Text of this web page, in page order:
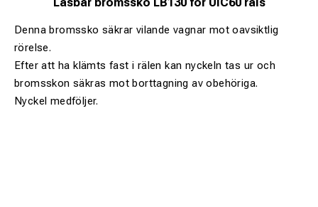
Låsbar bromssko LB130 för UIC60 räls
Denna bromssko säkrar vilande vagnar mot oavsiktlig
rörelse.
Efter att ha klämts fast i rälen kan nyckeln tas ur och
bromsskon säkras mot borttagning av obehöriga.
Nyckel medföljer.